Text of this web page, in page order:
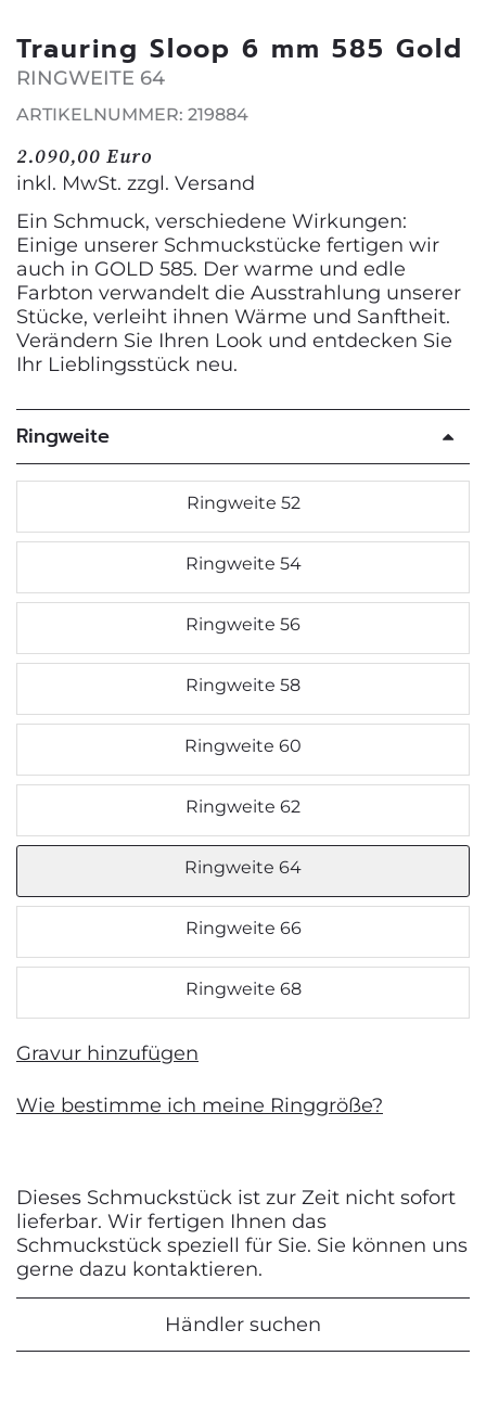
Trauring Sloop 6 mm 585 Gold
RINGWEITE 64
ARTIKELNUMMER: 219884
2.090,00 Euro
inkl. MwSt. zzgl. Versand
Ein Schmuck, verschiedene Wirkungen:
Einige unserer Schmuckstücke fertigen wir
auch in GOLD 585. Der warme und edle
Farbton verwandelt die Ausstrahlung unserer
Stücke, verleiht ihnen Wärme und Sanftheit.
Verändern Sie Ihren Look und entdecken Sie
Ihr Lieblingsstück neu.
Ringweite
Ringweite 52
Ringweite 54
Ringweite 56
Ringweite 58
Ringweite 60
Ringweite 62
Ringweite 64
Ringweite 66
Ringweite 68
Gravur hinzufügen
Wie bestimme ich meine Ringgröße?
Dieses Schmuckstück ist zur Zeit nicht sofort
lieferbar. Wir fertigen Ihnen das
Schmuckstück speziell für Sie. Sie können uns
gerne dazu kontaktieren.
Händler suchen